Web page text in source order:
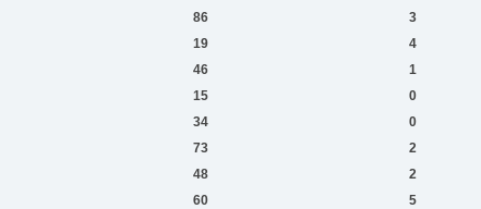
86
3
19
4
46
1
15
0
34
0
73
2
48
2
60
5